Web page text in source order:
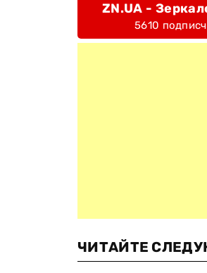
ZN.UA -
5610
ЧИТАЙТЕ